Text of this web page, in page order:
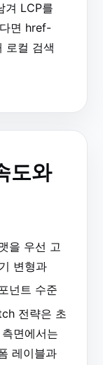
겨 LCP를
면 href-
로컬 검색
도와
을 우선 고
변형과
넌트 수준
전략은 초
면에서는
레이블과